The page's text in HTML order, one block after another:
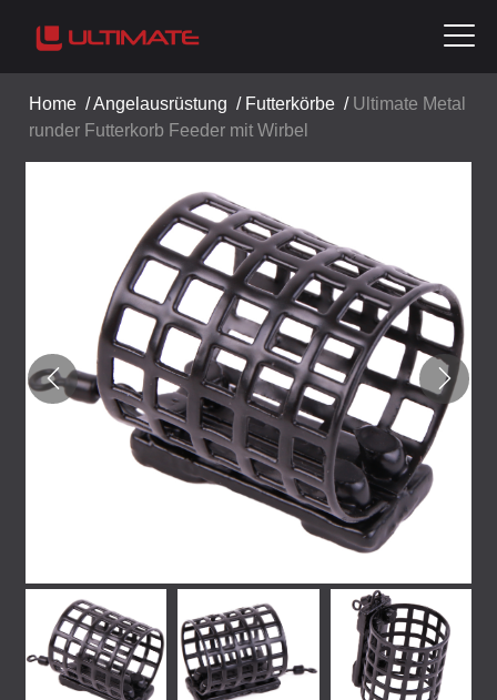
Home /Angelausrüstung / Futterkörbe / Ultimate Metal
runder Futterkorb Feeder mit Wirbel